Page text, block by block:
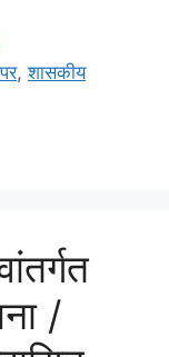
,शासकीय
/